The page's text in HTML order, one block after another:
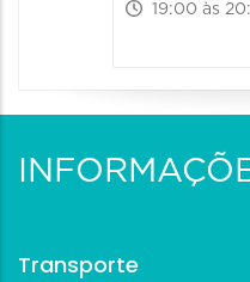
19:00 às
Transporte